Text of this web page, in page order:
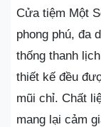
Cửa tiệm Một
phong phú, đa
thống thanh
thiết kế đều
mũi chỉ. Chất
mang lại cảm